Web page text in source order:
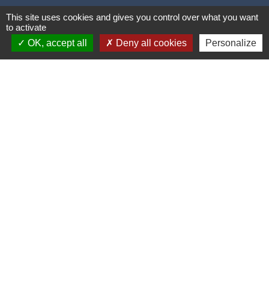
Nous contacter
Commune de Puylaurens
1 rue de la Mairie
This site uses cookies and gives you control over what you want
to activate
OK, accept all
Deny all cookies Personalize